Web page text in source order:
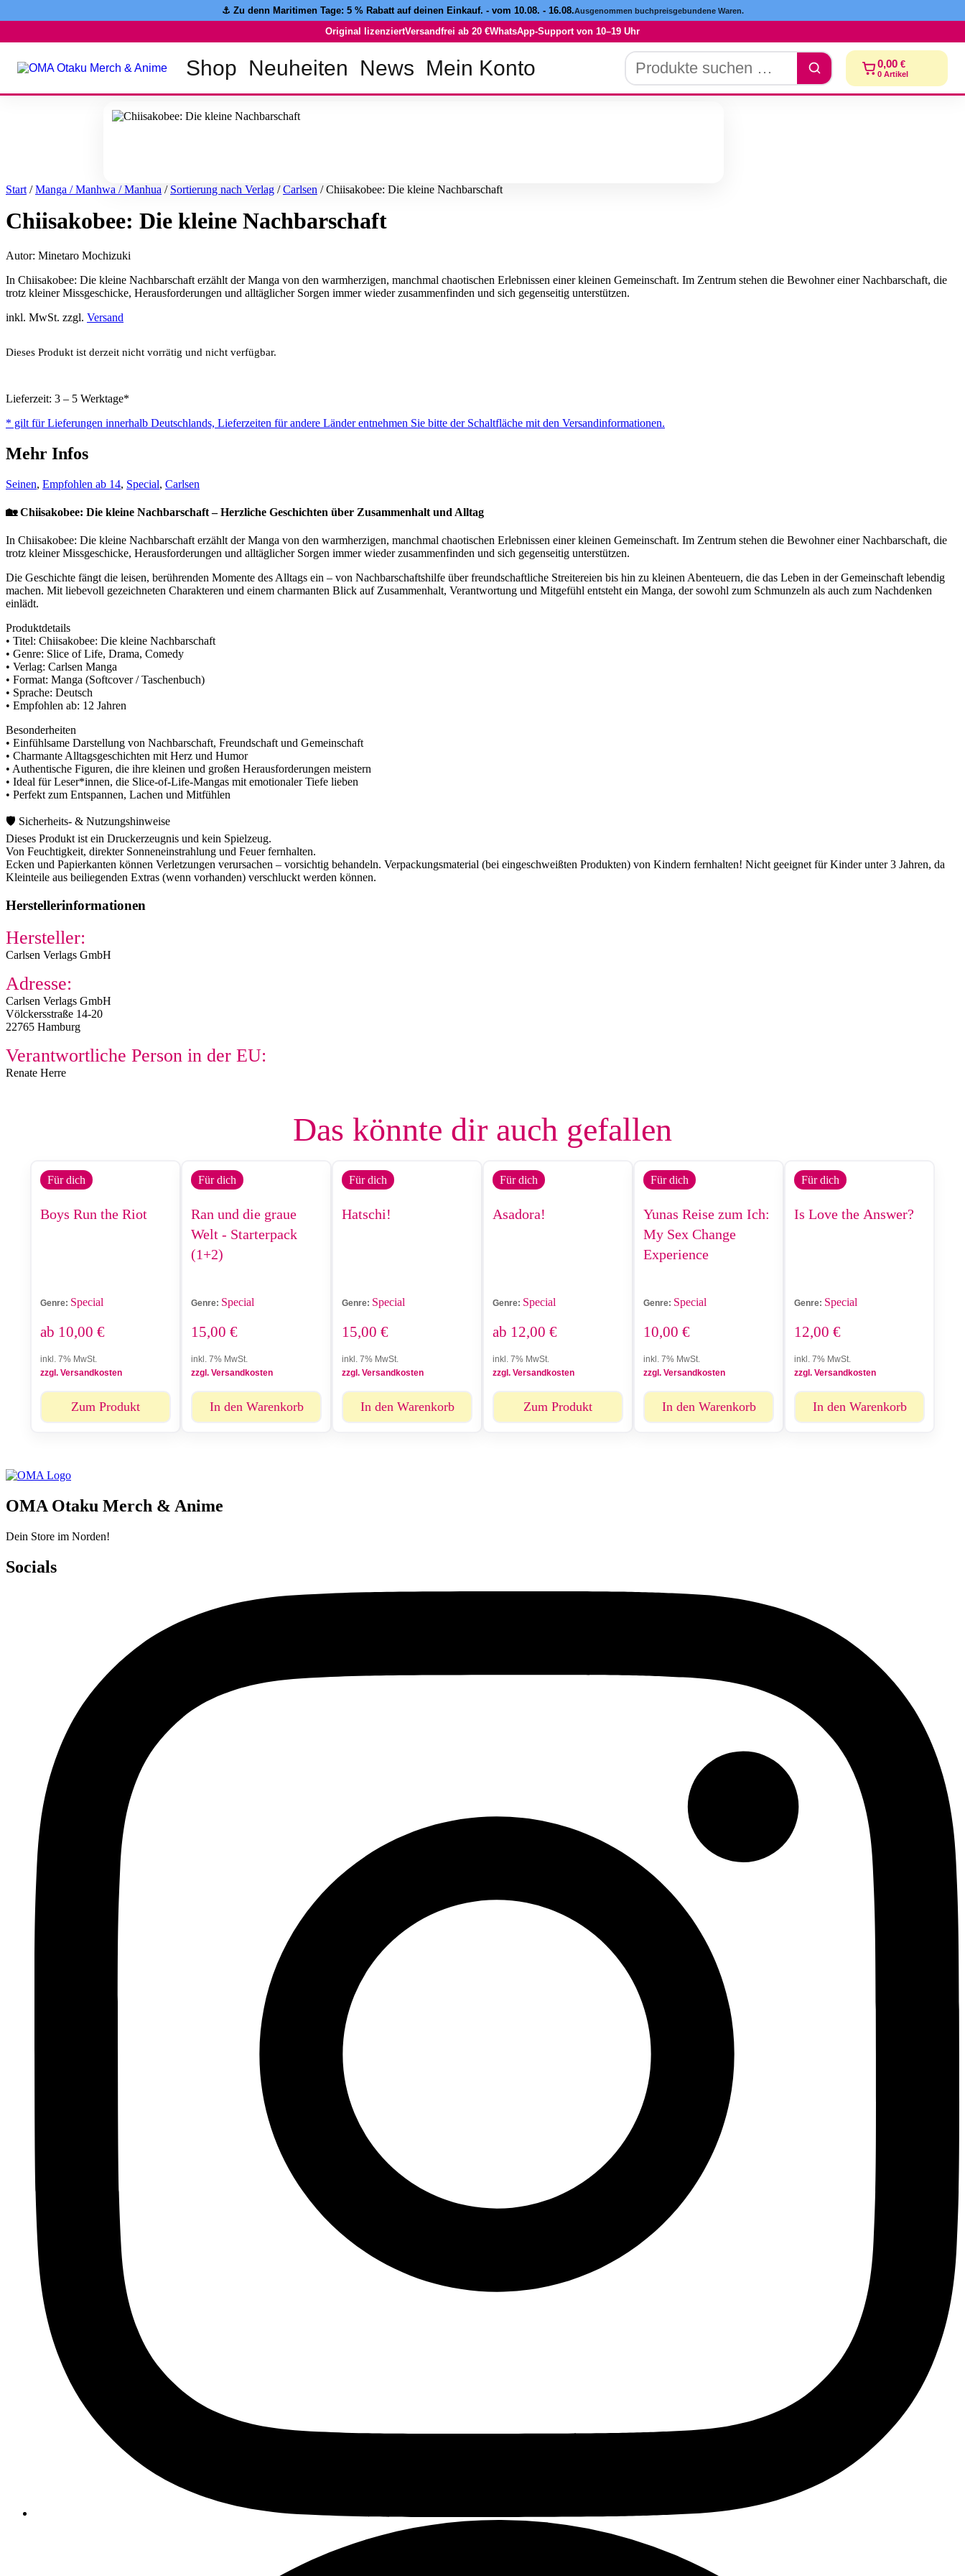
Inhalt
⚓️ Zu denn Maritimen Tage: 5 % Rabattauf deinen Einkauf. - vom 10.08. - 16.08.Ausgenommen buchpreisgebundene Waren.
Original lizenziertVersandfrei ab 20 €WhatsApp-Support von 10–19 Uhr
Shop Neuheiten News Mein Konto
Produkte
suchen
0,00 €
0Artikel
Start /Manga / Manhwa / Manhua / Sortierung nach Verlag /Carlsen / Chiisakobee: Die kleine Nachbarschaft
Chiisakobee: Die kleine Nachbarschaft
Autor: Minetaro Mochizuki
In Chiisakobee: Die kleine Nachbarschaft erzählt der Manga von den warmherzigen, manchmal chaotischen Erlebnissen einer kleinen Gemeinschaft. Im Zentrum stehen die Bewohner einer Nachbarschaft, die
trotz kleiner Missgeschicke, Herausforderungen und alltäglicher Sorgen immer wieder zusammenfinden und sich gegenseitig unterstützen.
inkl. MwSt. zzgl. Versand
Dieses Produkt ist derzeit nicht vorrätig und nicht verfügbar.
Lieferzeit: 3 – 5 Werktage*
* gilt für Lieferungen innerhalb Deutschlands, Lieferzeiten für andere Länder entnehmen Sie bitte der Schaltfläche mit den Versandinformationen.
Mehr Infos
Seinen, Empfohlen ab 14, Special, Carlsen
🏡 Chiisakobee: Die kleine Nachbarschaft – Herzliche Geschichten über Zusammenhalt und Alltag
In Chiisakobee: Die kleine Nachbarschaft erzählt der Manga von den warmherzigen, manchmal chaotischen Erlebnissen einer kleinen Gemeinschaft. Im Zentrum stehen die Bewohner einer Nachbarschaft, die
trotz kleiner Missgeschicke, Herausforderungen und alltäglicher Sorgen immer wieder zusammenfinden und sich gegenseitig unterstützen.
Die Geschichte fängt die leisen, berührenden Momente des Alltags ein – von Nachbarschaftshilfe über freundschaftliche Streitereien bis hin zu kleinen Abenteuern, die das Leben in der Gemeinschaft lebendig
machen. Mit liebevoll gezeichneten Charakteren und einem charmanten Blick auf Zusammenhalt, Verantwortung und Mitgefühl entsteht ein Manga, der sowohl zum Schmunzeln als auch zum Nachdenken
einlädt.
Produktdetails
• Titel: Chiisakobee: Die kleine Nachbarschaft
• Genre: Slice of Life, Drama, Comedy
• Verlag: Carlsen Manga
• Format: Manga (Softcover / Taschenbuch)
• Sprache: Deutsch
• Empfohlen ab: 12 Jahren
Besonderheiten
• Einfühlsame Darstellung von Nachbarschaft, Freundschaft und Gemeinschaft
• Charmante Alltagsgeschichten mit Herz und Humor
• Authentische Figuren, die ihre kleinen und großen Herausforderungen meistern
• Ideal für Leser*innen, die Slice-of-Life-Mangas mit emotionaler Tiefe lieben
• Perfekt zum Entspannen, Lachen und Mitfühlen
🛡️ Sicherheits- & Nutzungshinweise
Dieses Produkt ist ein Druckerzeugnis und kein Spielzeug.
Von Feuchtigkeit, direkter Sonneneinstrahlung und Feuer fernhalten.
Ecken und Papierkanten können Verletzungen verursachen – vorsichtig behandeln. Verpackungsmaterial (bei eingeschweißten Produkten) von Kindern fernhalten! Nicht geeignet für Kinder unter 3 Jahren, da
Kleinteile aus beiliegenden Extras (wenn vorhanden) verschluckt werden können.
Herstellerinformationen
Hersteller:
Carlsen Verlags GmbH
Adresse:
Carlsen Verlags GmbH
Völckersstraße 14-20
22765 Hamburg
Verantwortliche Person in der EU:
Renate Herre
Das könnte dir auch gefallen
Für dich
Boys Run the Riot
Genre: Special
ab 10,00 €
inkl. 7% MwSt.
zzgl. Versandkosten
Zum Produkt
Für dich
Ran und die graue
Welt - Starterpack
(1+2)
Genre: Special
15,00 €
inkl. 7% MwSt.
zzgl. Versandkosten
In den Warenkorb
Für dich
Hatschi!
Genre: Special
15,00 €
inkl. 7% MwSt.
zzgl. Versandkosten
In den Warenkorb
Für dich
Asadora!
Genre: Special
ab 12,00 €
inkl. 7% MwSt.
zzgl. Versandkosten
Zum Produkt
Für dich
Yunas Reise zum Ich:
My Sex Change
Experience
Genre: Special
10,00 €
inkl. 7% MwSt.
zzgl. Versandkosten
In den Warenkorb
Für dich
Is Love the Answer?
Genre: Special
12,00 €
inkl. 7% MwSt.
zzgl. Versandkosten
In den Warenkorb
OMA Otaku Merch & Anime
Dein Store im Norden!
Socials